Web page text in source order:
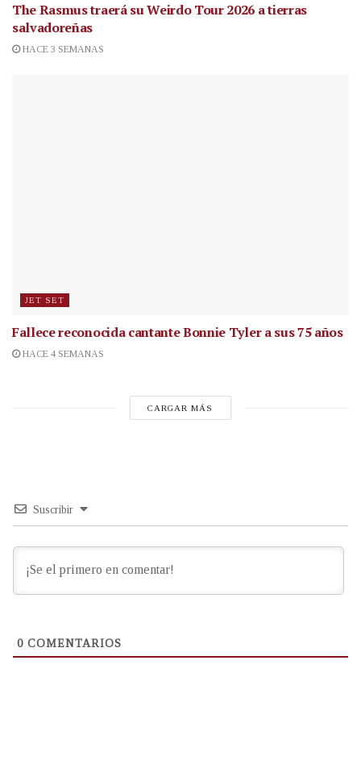
The Rasmus traerá su Weirdo Tour 2026 a tierras
salvadoreñas
HACE 3 SEMANAS
JET SET
Fallece reconocida cantanteBonnie Tyler a sus 75 años
HACE 4 SEMANAS
CARGAR MÁS
Suscribir
0 COMENTARIOS